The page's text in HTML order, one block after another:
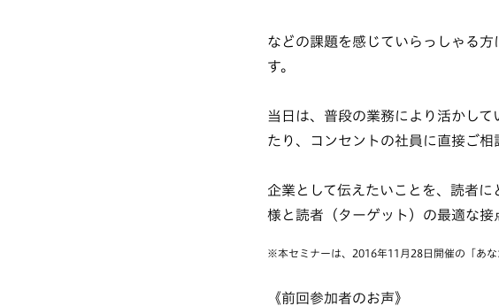
などの課題を感じていらっしゃる
す。
当日は、普段の業務により活かし
たり、コンセントの社員に直接ご相
企業として伝えたいことを、読者
様と読者（ターゲット）の最適な接
※本セミナーは、2016年11月28日開催の 「あ
《前回参加者のお声》